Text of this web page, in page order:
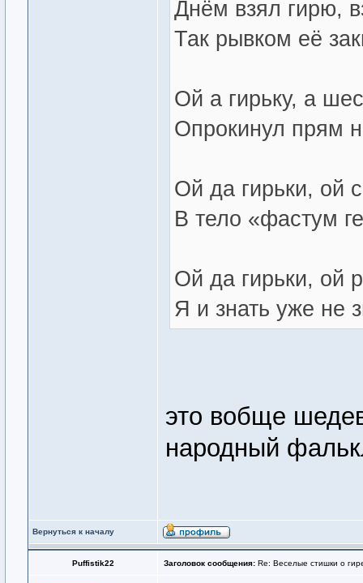
Днём взял гирю,
Так рывком её
Ой а гирьку, а
Опрокинул прям
Ой да гирьки, ой
В тело «фастум
Ой да гирьки, ой
Я и знать уже не
это вобще
народный
Вернуться к началу
Puffistik22 Заголовок сообщения: Re: Веселые стишки о